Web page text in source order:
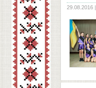
29.08.2016 |